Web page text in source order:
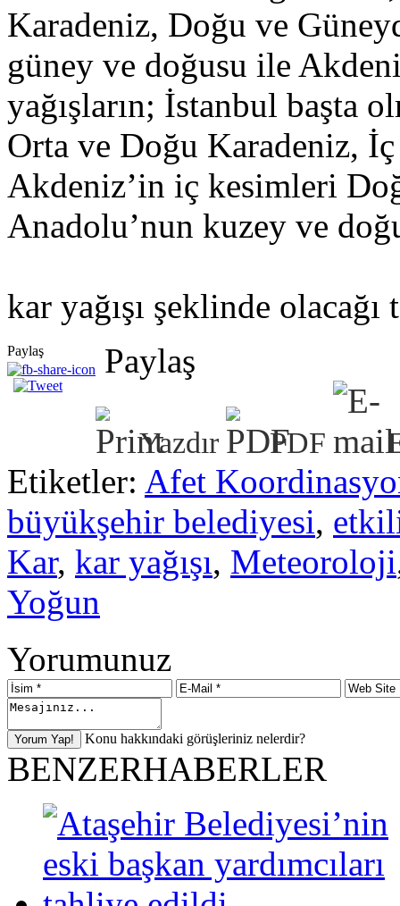
Karadeniz, Doğu ve
güney ve doğusu ile
yağışların; İstanbul başta
Orta ve Doğu Karadeniz,
Akdeniz’in iç kesimleri
Anadolu’nun kuzey ve
kar yağışı şeklinde
Paylaş Paylaş
Yazdır PDF
Etiketler: Afet
büyükşehir belediyesi,
Kar, kar yağışı, Meteoroloji
Yoğun
Yorumunuz
Konu hakkındaki görüşleriniz nelerdir?
BENZERHABERLER